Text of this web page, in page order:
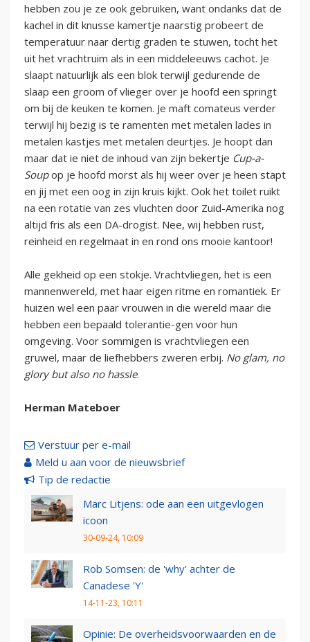
hebben zou je ze ook gebruiken, want ondanks dat de
kachel in dit knusse kamertje naarstig probeert de
temperatuur naar dertig graden te stuwen, tocht het
uit het vrachtruim als in een middeleeuws cachot. Je
slaapt natuurlijk als een blok terwijl gedurende de
slaap een groom of vlieger over je hoofd een springt
om bij de keuken te komen. Je maft comateus verder
terwijl hij bezig is te ramenten met metalen lades in
metalen kastjes met metalen deurtjes. Je hoopt dan
maar dat ie niet de inhoud van zijn bekertje Cup-a-
Soupop je hoofd morst als hij weer over je heen stapt
en jij met een oog in zijn kruis kijkt. Ook het toilet ruikt
na een rotatie van zes vluchten door Zuid-Amerika nog
altijd fris als een DA-drogist. Nee, wij hebben rust,
reinheid en regelmaat in en rond ons mooie kantoor!
Alle gekheid op een stokje. Vrachtvliegen, het is een
mannenwereld, met haar eigen ritme en romantiek. Er
huizen wel een paar vrouwen in die wereld maar die
hebben een bepaald tolerantie-gen voor hun
omgeving. Voor sommigen is vrachtvliegen een
gruwel, maar de liefhebbers zweren erbij. No glam, no
glory but also no hassle.
Herman Mateboer
Verstuur per e-mail
Meld u aan voor de nieuwsbrief
Tip de redactie
Marc Litjens: ode aan een uitgevlogen
icoon
30-09-24, 10:09
Rob Somsen: de 'why' achter de
Canadese 'Y'
14-11-23, 10:11
Opinie: De overheidsvoorwaarden en de